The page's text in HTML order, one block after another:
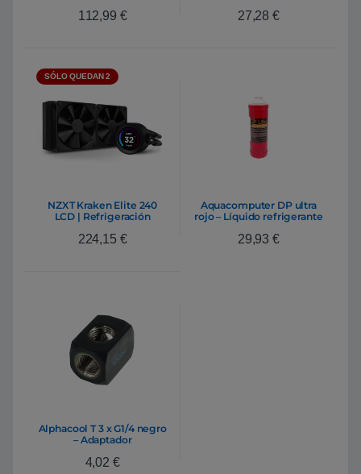
112,99 € 27,28 €
SÓLO QUEDAN 2
NZXT Kraken Elite 240
LCD | Refrigeración
224,15 €
Aquacomputer DP ultra
rojo – Líquido refrigerante
29,93 €
Alphacool T 3 x G1/4 negro
– Adaptador
4,02 €